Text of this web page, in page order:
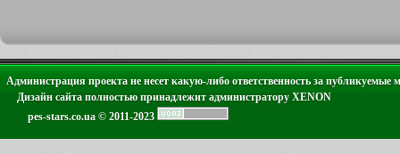
Администрация проекта не несет какую-либо ответственность за публикуемые
Дизайн сайта полностью принадлежит администратору XENON
pes-stars.co.ua © 2011-2023